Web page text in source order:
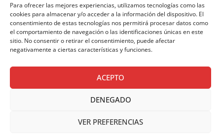
Para ofrecer las mejores experiencias, utilizamos tecnologías como las
cookies para almacenar y/o acceder a la información del dispositivo. El
consentimiento de estas tecnologías nos permitirá procesar datos como
el comportamiento de navegación o las identificaciones únicas en este
sitio. No consentir o retirar el consentimiento, puede afectar
negativamente a ciertas características y funciones.
ACEPTO
DENEGADO
VER PREFERENCIAS
AVISO LEGAL|POLÍTICA DE PRIVACIDAD|
POLÍTICA DE COOKIES
Copyright © 2026 SALESIANOS